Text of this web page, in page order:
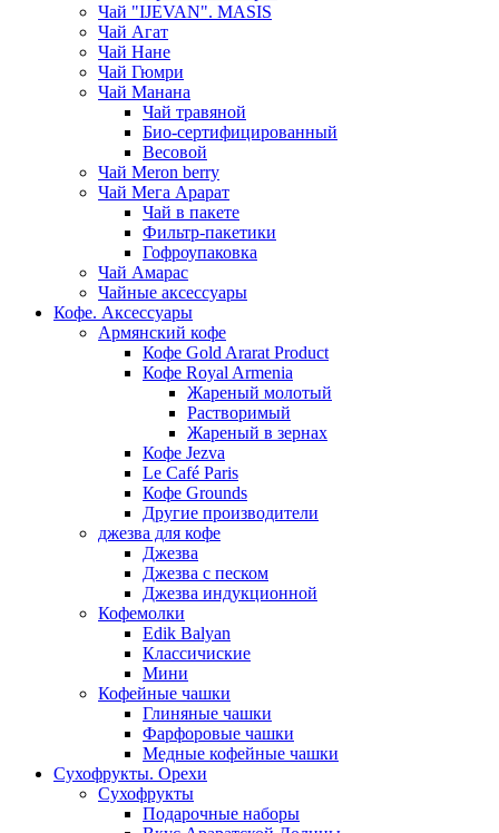
Чай "IJEVAN". MASIS
Чай Агат
Чай Нане
Чай Гюмри
Чай Манана
Чай травяной
Био-сертифицированный
Весовой
Чай Meron berry
Чай Мега Арарат
Чай в пакете
Фильтр-пакетики
Гофроупаковка
Чай Амарас
Чайные аксессуары
Кофе. Аксессуары
Армянский кофе
Кофе Gold Ararat Product
Кофе Royal Armenia
Жареный молотый
Растворимый
Жареный в зернах
Кофе Jezva
Le Café Paris
Кофе Grounds
Другие производители
джезва для кофе
Джезва
Джезва с песком
Джезва индукционной
Кофемолки
Edik Balyan
Классичиские
Мини
Кофейные чашки
Глиняные чашки
Фарфоровые чашки
Медные кофейные чашки
Сухофрукты. Орехи
Сухофрукты
Подарочные наборы